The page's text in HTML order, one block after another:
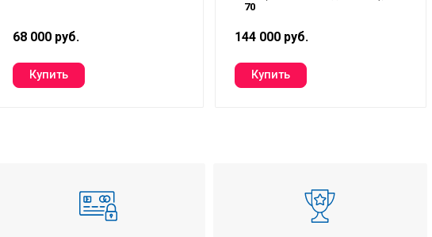
68 000 руб.
70
144 000 руб.